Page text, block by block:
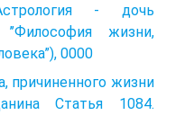
- дочь
жизни,
0000
причиненного жизни
Статья 1084.